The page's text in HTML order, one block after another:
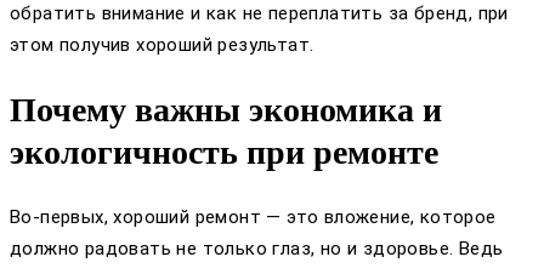
обратить внимание и как не переплатить за бренд, при
этом получив хороший результат.
Почему важны экономика и
экологичность при ремонте
Во-первых, хороший ремонт — это вложение, которое
должно радовать не только глаз, но и здоровье. Ведь